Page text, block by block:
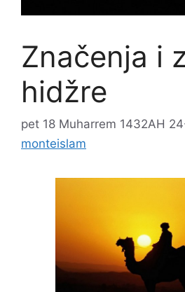
Značenja i
hidžre
pet 18 Muharrem 1432AH
monteislam